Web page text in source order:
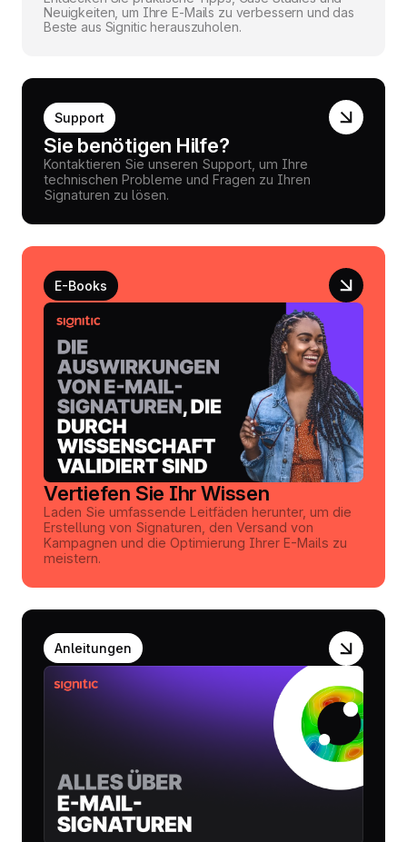
Neuigkeiten, um Ihre E-Mails zu verbessern und das
Beste aus Signitic herauszuholen.
Support
Sie benötigen Hilfe?
Kontaktieren Sie unseren Support, um Ihre
technischen Probleme und Fragen zu Ihren
Signaturen zu lösen.
E-Books
Vertiefen Sie Ihr Wissen
Laden Sie umfassende Leitfäden herunter, um die
Erstellung von Signaturen, den Versand von
Kampagnen und die Optimierung Ihrer E-Mails zu
meistern.
Anleitungen